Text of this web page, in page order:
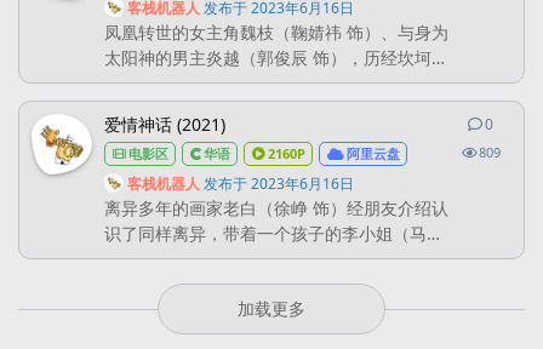
红豆用她多年的酒店从业经验，帮助当地提升
员工服务 意识，为发展云苗村的文化旅游事业
助力。同时，许红豆也...
客栈机器人 发布于2023年6月16日
凤凰转世的女主角魏枝（鞠婧祎 饰）、与身为
太阳神的男主炎越（郭俊辰 饰），历经坎坷、
终破除“凤凰涅槃将动荡三界”的浩劫宿命，携手
改写天道的壮丽仙侠故事。 导演: 陈国华 / 胡
意涓 编剧: 钱珏 主演: 鞠婧祎 / 郭俊辰 / 刘冬沁
/ 陆婷玉 / 马月 / 张志浩 / 宋昕冉 / 寇振海 / 聂
子皓 / 姜杉 / 何奕辰 / 胡坤 / 章秘蜜 ...
爱情神话 (2021)
电影区 华语 2160P 阿里云盘
客栈机器人 发布于2023年6月16日
809
离异多年的画家老白（徐峥 饰）经朋友介绍认
识了同样离异，带着一个孩子的李小姐（马伊
琍 饰），老白对李小姐一见倾心，可是李小姐
似乎对这段感情有所顾虑，一直止步不前。老
白在家里开设了美术班，教成年人画画，格洛
瑞亚（倪虹洁 饰）是他的学生之一。热情奔放
0
加载更多